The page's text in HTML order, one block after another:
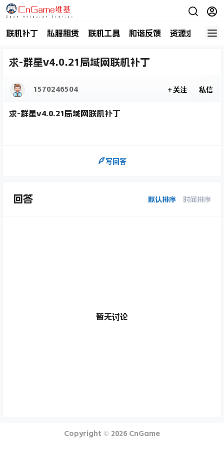
联机补丁 私服租赁 联机工具 和谐反馈 资源求助 商
求-群星v4.0.21局域网联机补丁
1570246504 关注 私信
求-群星v4.0.21局域网联机补丁
写回答
回答 默认排序 时间排序
暂无讨论
Copyright © 2026 CnGame